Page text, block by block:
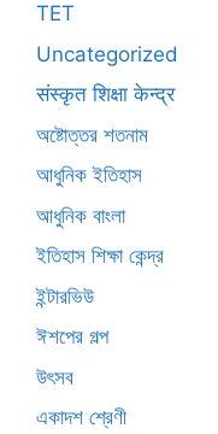
TET
Uncategorized
संस्कृत शिक्षा केन्द्र
অষ্টোত্তর শতনাম
আধুনিক ইতিহাস
আধুনিক বাংলা
ইতিহাস শিক্ষা কেন্দ্র
ইন্টারভিউ
ঈশপের গল্প
উৎসব
একাদশ শ্রেণী